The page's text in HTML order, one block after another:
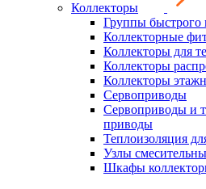
Коллекторы
Группы быстрого
Коллекторные
Коллекторы для
Коллекторы
Коллекторы
Сервоприводы
Сервоприводы и
приводы
Теплоизоляция
Узлы
Шкафы